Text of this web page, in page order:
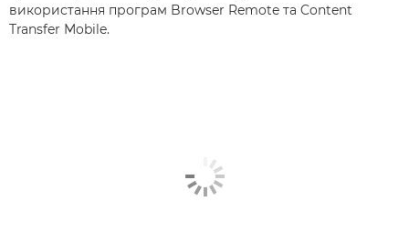
використання програм Browser Remote та Content
Transfer Mobile.